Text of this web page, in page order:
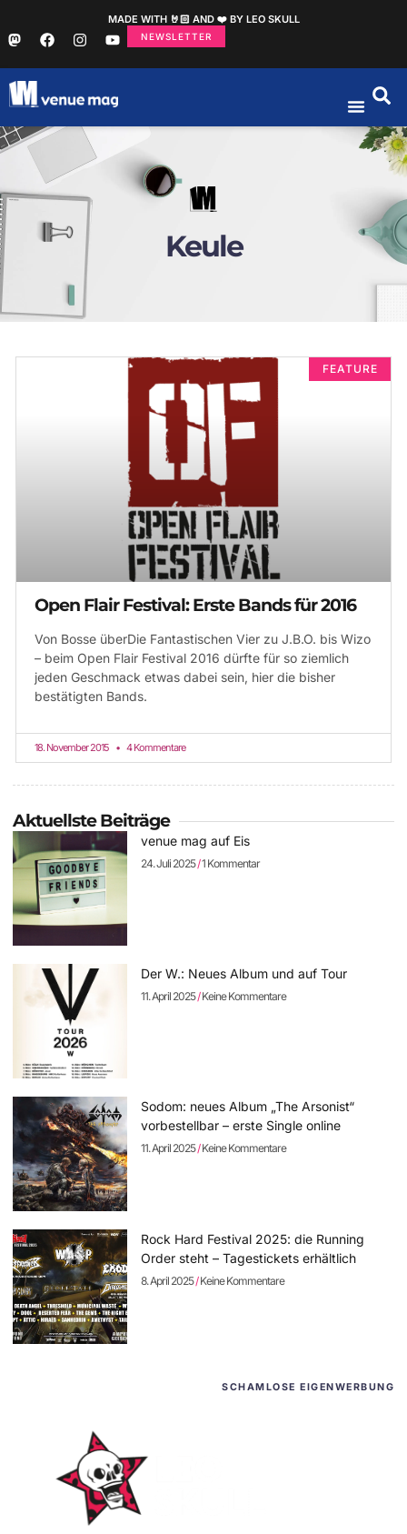
MADE WITH 🤘🏻 AND ❤️ BY LEO SKULL
NEWSLETTER
Keule
FEATURE
Open Flair Festival: Erste Bands für 2016
Von Bosse überDie Fantastischen Vier zu J.B.O. bis Wizo
– beim Open Flair Festival 2016 dürfte für so ziemlich
jeden Geschmack etwas dabei sein, hier die bisher
bestätigten Bands.
18. November 2015 4 Kommentare
Aktuellste Beiträge
venue mag auf Eis
24. Juli 2025 1 Kommentar
Der W.: Neues Album und auf Tour
11. April 2025 Keine Kommentare
Sodom: neues Album „The Arsonist“
vorbestellbar – erste Single online
11. April 2025 Keine Kommentare
Rock Hard Festival 2025: die Running
Order steht – Tagestickets erhältlich
8. April 2025 Keine Kommentare
SCHAMLOSE EIGENWERBUNG